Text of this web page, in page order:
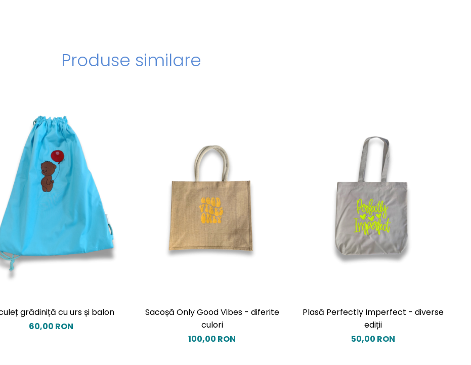
Produse similare
grădiniță cu urs și balon
60,00 RON
Sacoșă Only Good Vibes - diferite
culori
100,00 RON
Plasă Perfectly Imperfect - diverse
ediții
50,00 RON